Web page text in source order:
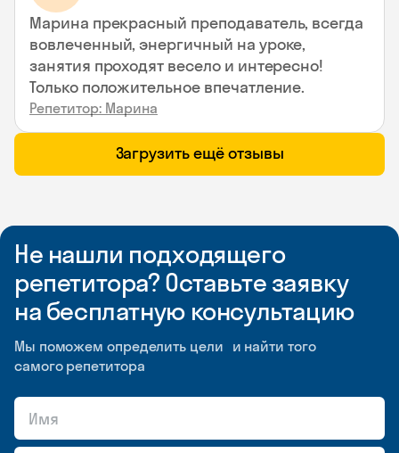
Марина прекрасный преподаватель, всегда
вовлеченный, энергичный на уроке,
занятия проходят весело и интересно!
Только положительное впечатление.
Репетитор: Марина
Загрузить ещё отзывы
Не нашли подходящего
репетитора? Оставьте заявку
на бесплатную консультацию
Мы поможем определить цели и найти того
самого репетитора